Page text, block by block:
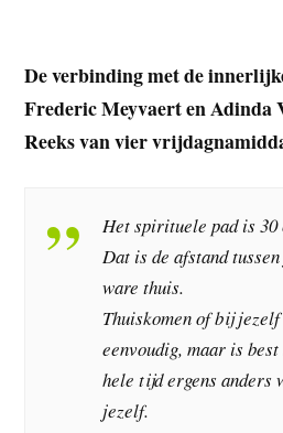
De verbinding met de
Frederic Meyvaert en Adinda
Reeks van vier
Het spirituele pad is
Dat is de afstand
ware thuis.
Thuiskomen of bij
eenvoudig, maar is
hele tijd ergens anders
jezelf.